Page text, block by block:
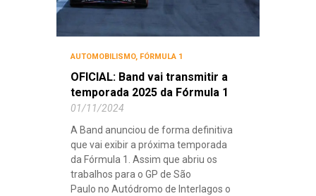
AUTOMOBILISMO, FÓRMULA 1
OFICIAL: Band vai transmitir a
temporada 2025 da Fórmula 1
01/11/2024
A Band anunciou de forma definitiva
que vai exibir a próxima temporada
da Fórmula 1. Assim que abriu os
trabalhos para o GP de São
Paulo no Autódromo de Interlagos o